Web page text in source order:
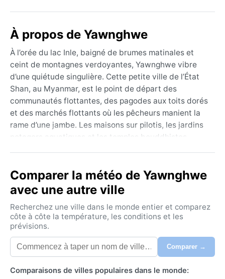
À propos de Yawnghwe
À l’orée du lac Inle, baigné de brumes matinales et
ceint de montagnes verdoyantes, Yawnghwe vibre
d’une quiétude singulière. Cette petite ville de l’État
Shan, au Myanmar, est le point de départ des
communautés flottantes, des pagodes aux toits dorés
et des marchés flottants où les pêcheurs manient la
rame d’une jambe. Les maisons sur pilotis, les jardins
potagers aquatiques et les temples bouddhistes
les reflets des montagnes et le glissement silencieux
des barques.
Le climat de Yawnghwe est classé Cwa, subtropical
humide à hiver sec. L’été, de mai à octobre, est chaud
et humide : les températures diurnes atteignent 30
°C, tandis que la mousson déverse des pluies
abondantes, surtout en juillet et août. L’humidité est
coton, un imperméable et des chaussures
Comparer la météo de Yawnghwe
avec une autre ville
Recherchez une ville dans le monde entier et comparez
côte à côte la température, les conditions et les
prévisions.
Comparer →
Comparaisons de villes populaires dans le monde: